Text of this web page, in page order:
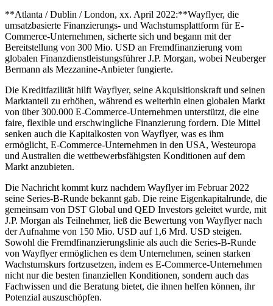
**Atlanta / Dublin / London, xx. April 2022:**Wayflyer, die
umsatzbasierte Finanzierungs- und Wachstumsplattform für E-
Commerce-Unternehmen, sicherte sich und begann mit der
Bereitstellung von 300 Mio. USD an Fremdfinanzierung vom
globalen Finanzdienstleistungsführer J.P. Morgan, wobei Neuberger
Bermann als Mezzanine-Anbieter fungierte.
Die Kreditfazilität hilft Wayflyer, seine Akquisitionskraft und seinen
Marktanteil zu erhöhen, während es weiterhin einen globalen Markt
von über 300.000 E-Commerce-Unternehmen unterstützt, die eine
faire, flexible und erschwingliche Finanzierung fordern. Die Mittel
senken auch die Kapitalkosten von Wayflyer, was es ihm
ermöglicht, E-Commerce-Unternehmen in den USA, Westeuropa
und Australien die wettbewerbsfähigsten Konditionen auf dem
Markt anzubieten.
Die Nachricht kommt kurz nachdem Wayflyer im Februar 2022
seine Series-B-Runde bekannt gab. Die reine Eigenkapitalrunde, die
gemeinsam von DST Global und QED Investors geleitet wurde, mit
J.P. Morgan als Teilnehmer, ließ die Bewertung von Wayflyer nach
der Aufnahme von 150 Mio. USD auf 1,6 Mrd. USD steigen.
Sowohl die Fremdfinanzierungslinie als auch die Series-B-Runde
von Wayflyer ermöglichen es dem Unternehmen, seinen starken
Wachstumskurs fortzusetzen, indem es E-Commerce-Unternehmen
nicht nur die besten finanziellen Konditionen, sondern auch das
Fachwissen und die Beratung bietet, die ihnen helfen können, ihr
Potenzial auszuschöpfen.